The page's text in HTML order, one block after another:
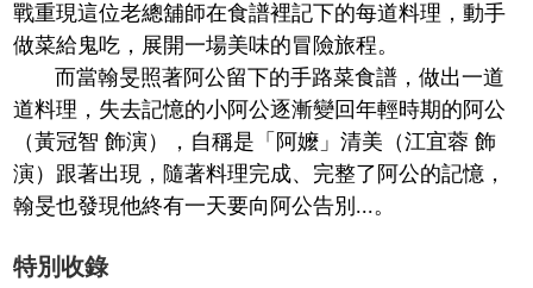
戰重現這位老總舖師在食譜裡記下的每道料理，動手
做菜給鬼吃，展開一場美味的冒險旅程。
而當翰旻照著阿公留下的手路菜食譜，做出一道
道料理，失去記憶的小阿公逐漸變回年輕時期的阿公
（黃冠智 飾演），自稱是「阿嬤」清美（江宜蓉 飾
演）跟著出現，隨著料理完成、完整了阿公的記憶，
翰旻也發現他終有一天要向阿公告別...。
特別收錄